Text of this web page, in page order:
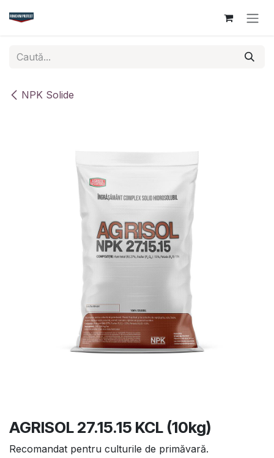
NPK Solide
AGRISOL 27.15.15 KCL (10kg)
Recomandat pentru culturile de primăvară.